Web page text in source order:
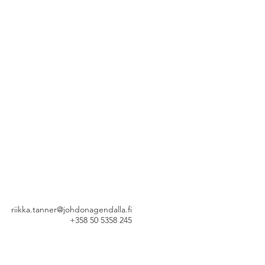
riikka.tanner@johdonagendalla.fi
+358 50 5358 245